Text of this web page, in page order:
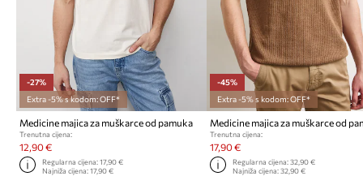
-27%
Extra -5% s kodom: OFF*
Medicine majica za muškarce od pamuka
Trenutna cijena:
12,90 €
Regularna cijena:17,90 €
Najniža cijena:17,90 €
-45%
Extra -5% s kodom: OFF*
Medicine majica za muškarce od
Trenutna cijena:
17,90 €
Regularna cijena: 32,90 €
Najniža cijena: 32,90 €